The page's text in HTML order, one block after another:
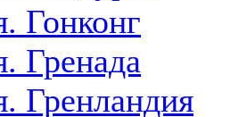
Гонконг
Гренада
Гренландия